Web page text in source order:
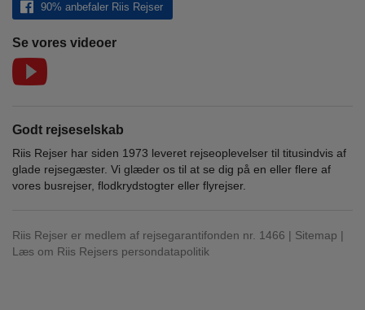
90% anbefaler Riis Rejser
Se vores videoer
Godt rejseselskab
Riis Rejser har siden 1973 leveret rejseoplevelser til titusindvis af
glade rejsegæster. Vi glæder os til at se dig på en eller flere af
vores busrejser, flodkrydstogter eller flyrejser.
Riis Rejser er medlem af rejsegarantifonden nr. 1466 | Sitemap |
Læs om Riis Rejsers persondatapolitik